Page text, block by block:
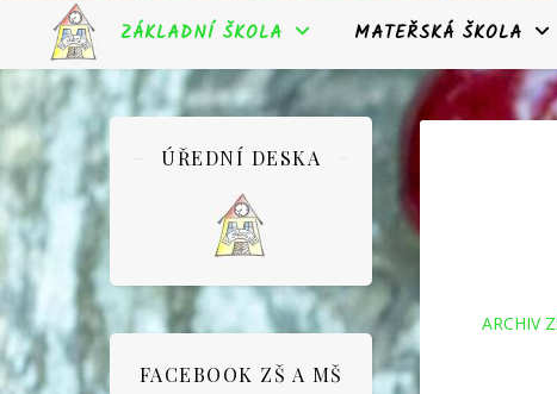
ZÁKLADNÍ ŠKOLA MATEŘSKÁ ŠKOLA
ÚŘEDNÍ DESKA
FACEBOOK ZŠ A MŠ
ARCHIV